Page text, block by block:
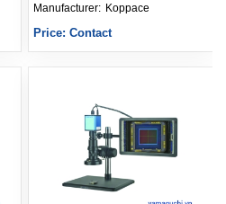
Manufacturer: Koppace
Price: Contact